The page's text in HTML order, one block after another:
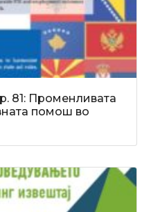
81: Променливата
помош во